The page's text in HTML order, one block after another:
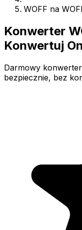
WOFF na
Konwerter
Konwertuj
Darmowy
bezpiecznie, bez